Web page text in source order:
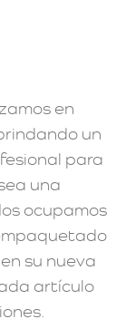
en
un
para
una
ocupamos
su nueva
artículo